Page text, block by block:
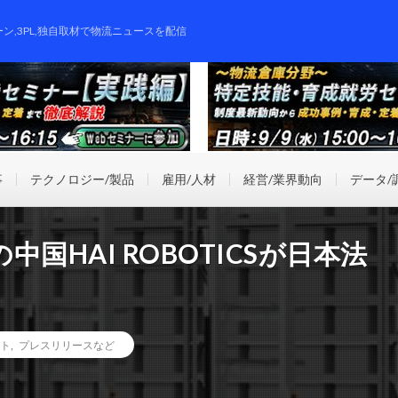
,3PL,独自取材で物流ニュースを配信
テクノロジー/製品 雇用/人材 経営/業界動向 データ/
国HAI ROBOTICSが日本法
プレスリリースなど